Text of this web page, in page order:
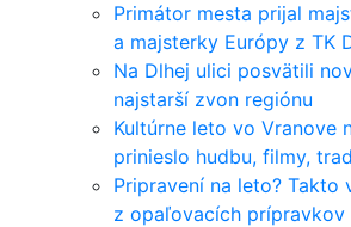
Primátor mesta prijal
a majsterky Európy z TK
Na Dlhej ulici posvätili
najstarší zvon regiónu
Kultúrne leto vo Vranove
prinieslo hudbu, filmy,
Pripravení na leto?
z opaľovacích prípravkov